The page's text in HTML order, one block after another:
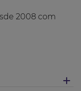
2008 com